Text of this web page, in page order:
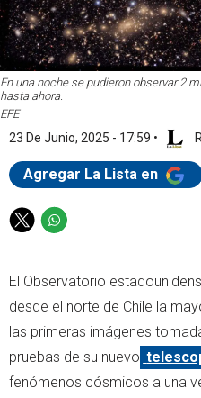
En una noche se pudieron observar 2
hasta ahora.
EFE
23 De Junio, 2025 - 17:59 •
Agregar La Lista en
T
t
t
r
W
t
s
p
p
El Observatorio
desde el norte de Chile la
las primeras imágenes
pruebas de su nuevo
fenómenos cósmicos a una